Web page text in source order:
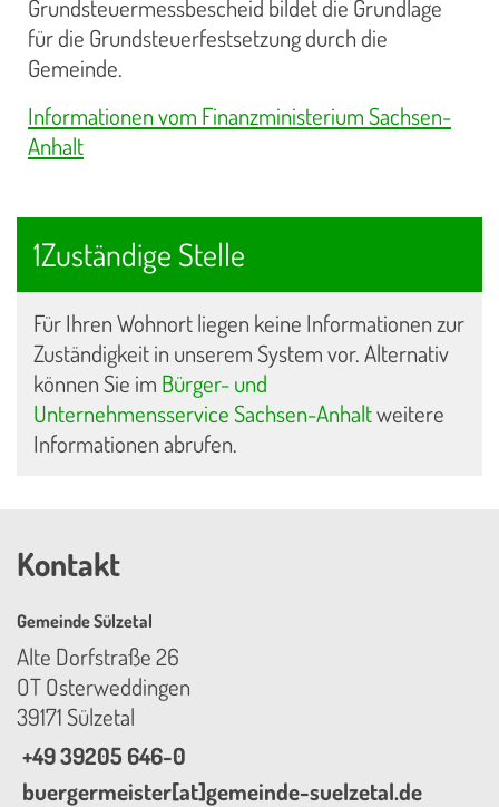
Grundsteuermessbescheid bildet die Grundlage
für die Grundsteuerfestsetzung durch die
Gemeinde.
Informationen vom Finanzministerium Sachsen-
Anhalt
1Zuständige Stelle
Für Ihren Wohnort liegen keine Informationen zur
Zuständigkeit in unserem System vor. Alternativ
können Sie im Bürger- und
Unternehmensservice Sachsen-Anhaltweitere
Informationen abrufen.
Kontakt
Gemeinde Sülzetal
Alte Dorfstraße 26
OT Osterweddingen
39171 Sülzetal
+49 39205 646-0
buergermeister[at]gemeinde-suelzetal.de